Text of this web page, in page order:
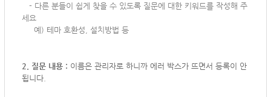
- 다른 분들이 쉽게 찾을 수 있도록 질문에 대한 키워드를 작성해 주
세요
예) 테마 호환성, 설치방법 등
2. 질문 내용 : 이름은 관리자로 하니까 에러 박스가 뜨면서 등록이 안
됩니다.